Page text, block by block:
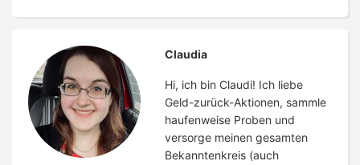
Claudia
Hi, ich bin Claudi! Ich liebe
Geld-zurück-Aktionen, sammle
haufenweise Proben und
versorge meinen gesamten
Bekanntenkreis (auch